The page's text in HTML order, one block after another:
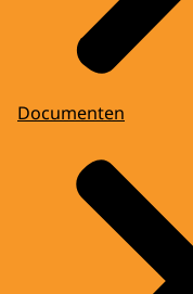
Documenten